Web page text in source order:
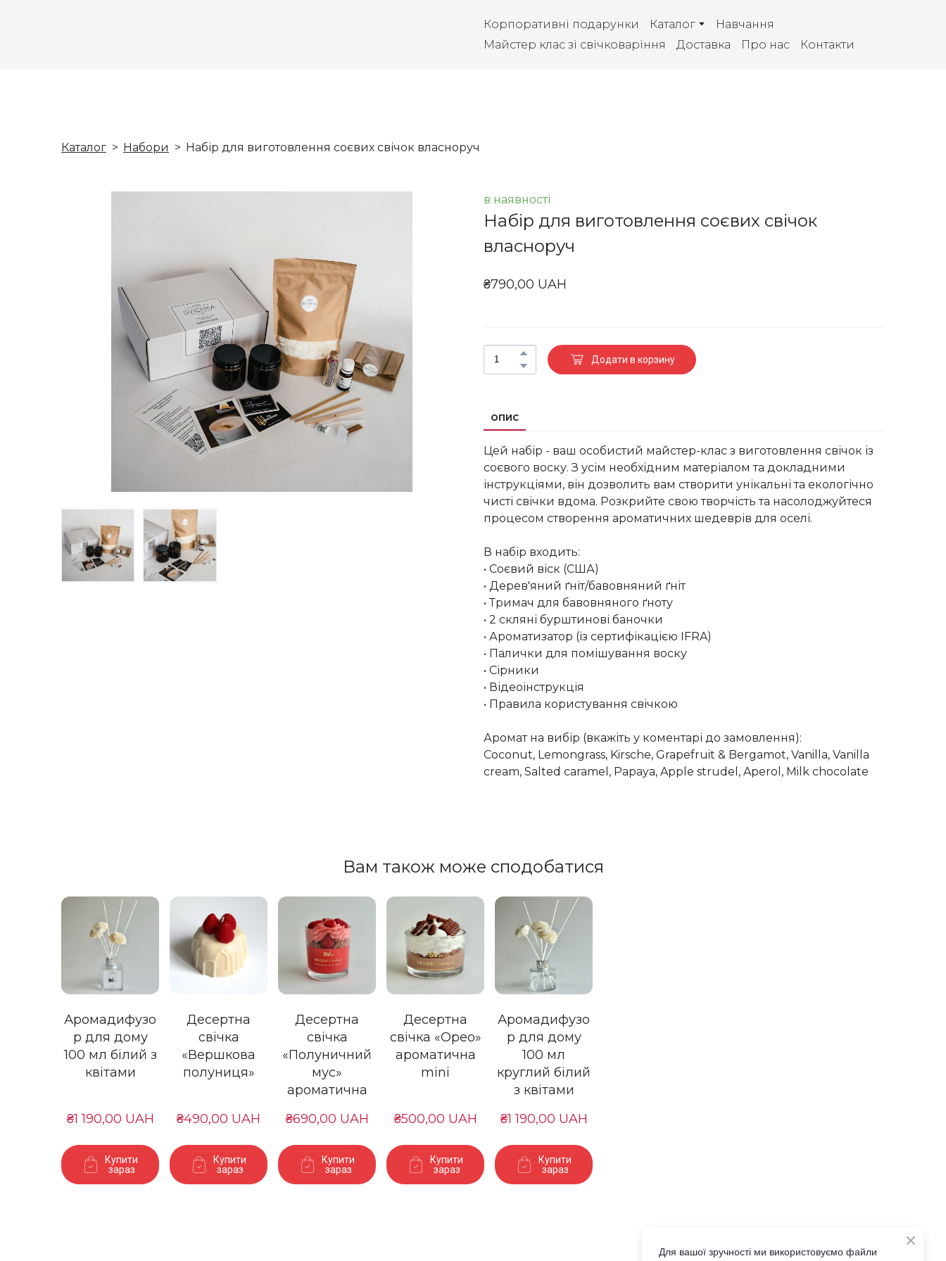
Корпоративні подарунки Каталог
Навчання
Майстер клас зі свічковаріння
Доставка Про нас Контакти
Каталог Набори Набір для виготовлення соєвих свічок власноруч
в наявності
Набір для виготовлення соєвих свічок
власноруч
₴790,00 UAH
Додати в корзину
ОПИС
Цей набір - ваш особистий майстер-клас з виготовлення свічок із
соєвого воску. З усім необхідним матеріалом та докладними
інструкціями, він дозволить вам створити унікальні та екологічно
чисті свічки вдома. Розкрийте свою творчість та насолоджуйтеся
процесом створення ароматичних шедеврів для оселі.
В набір входить:
• Соєвий віск (США)
• Дерев'яний ґніт/бавовняний ґніт
• Тримач для бавовняного ґноту
• 2 скляні бурштинові баночки
• Ароматизатор (із сертифікацією IFRA)
• Палички для помішування воску
• Сірники
• Відеоінструкція
• Правила користування свічкою
Аромат на вибір (вкажіть у коментарі до замовлення):
Coconut, Lemongrass, Kirsche, Grapefruit & Bergamot, Vanilla, Vanilla
cream, Salted caramel, Papaya, Apple strudel, Aperol, Milk chocolate
Вам також може сподобатися
Аромадифузо
р для дому
100 мл білий з
квітами
₴1 190,00 UAH
Купити
зараз
Десертна
свічка
«Вершкова
полуниця»
₴490,00 UAH
Купити
зараз
Десертна
свічка
«Полуничний
мус»
ароматична
₴690,00 UAH
Купити
зараз
Десертна
свічка «Орео»
ароматична
mini
₴500,00 UAH
Купити
зараз
Аромадифузо
р для дому
100 мл
круглий білий
з квітами
₴1 190,00 UAH
Купити
зараз
Для вашої зручності ми використовуємо файли